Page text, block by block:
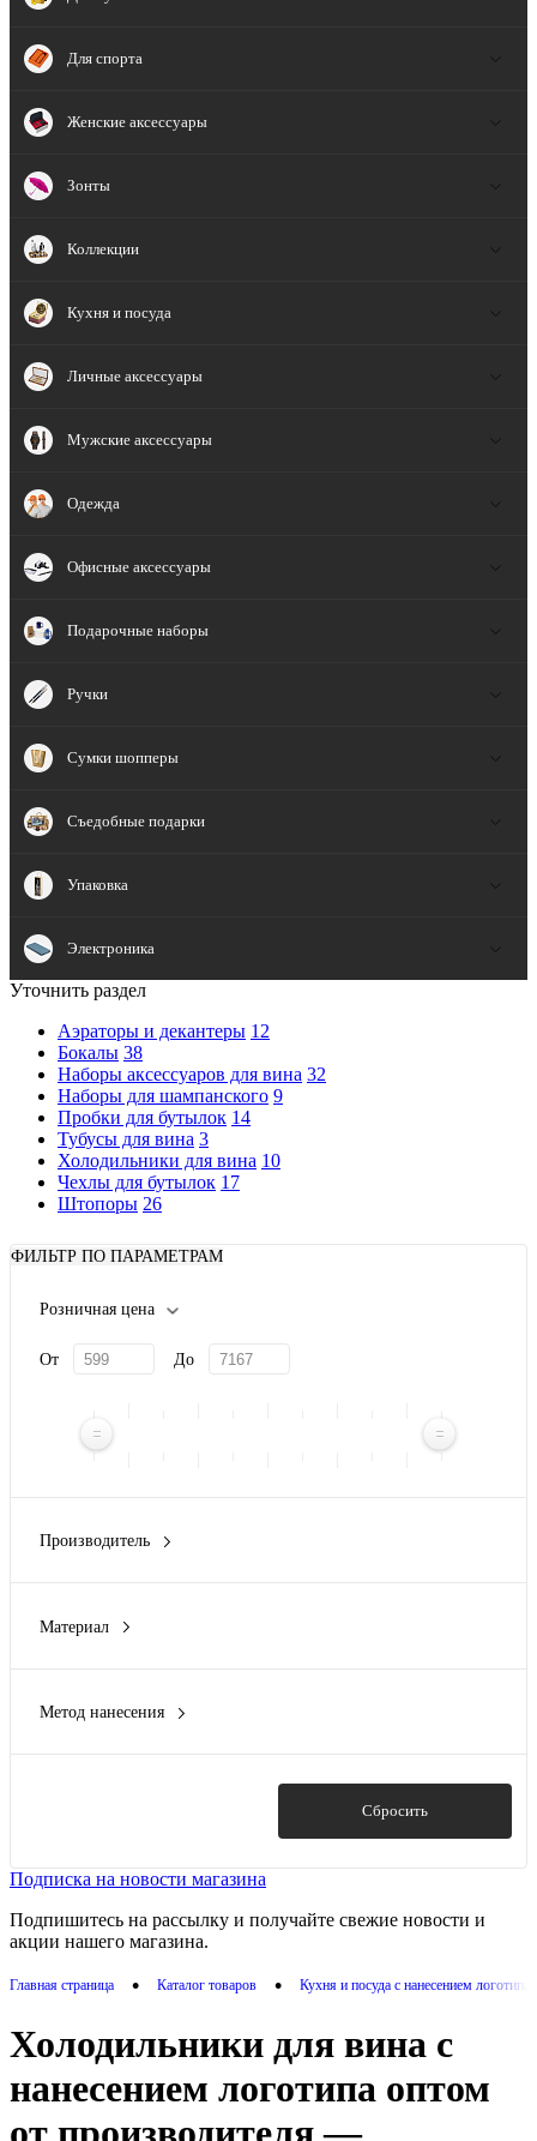
Для спорта
Женские аксессуары
Зонты
Коллекции
Кухня и посуда
Личные аксессуары
Мужские аксессуары
Одежда
Офисные аксессуары
Подарочные наборы
Ручки
Сумки шопперы
Съедобные подарки
Упаковка
Электроника
Уточнить раздел
Аэраторы и декантеры 12
Бокалы 38
Наборы аксессуаров для вина 32
Наборы для шампанского 9
Пробки для бутылок 14
Тубусы для вина 3
Холодильники для вина 10
Чехлы для бутылок 17
Штопоры 26
ФИЛЬТР ПО ПАРАМЕТРАМ
Розничная цена
От До
Производитель
Seasons
Материал
нержавеющая сталь, пластик, бархатная ткань
Метод нанесения
УФ-печать(1)
Сбросить
Подписка на новости магазина
Подпишитесь на рассылку и получайте свежие новости и
акции нашего магазина.
Главная страница • Каталог товаров • Кухня и посуда с нанесением
Холодильники для вина с
нанесением логотипа оптом